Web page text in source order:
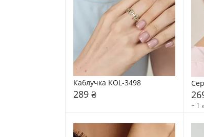
Каблучка KOL-3498
289 ₴
+ 1